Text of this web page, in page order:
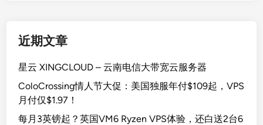
近期文章
星云 XINGCLOUD – 云南电信大带宽云服务器
ColoCrossing情人节大促：美国独服年付$109起，VPS
月付仅$1.97！
每月3英镑起？英国VM6 Ryzen VPS体验，还白送2台6